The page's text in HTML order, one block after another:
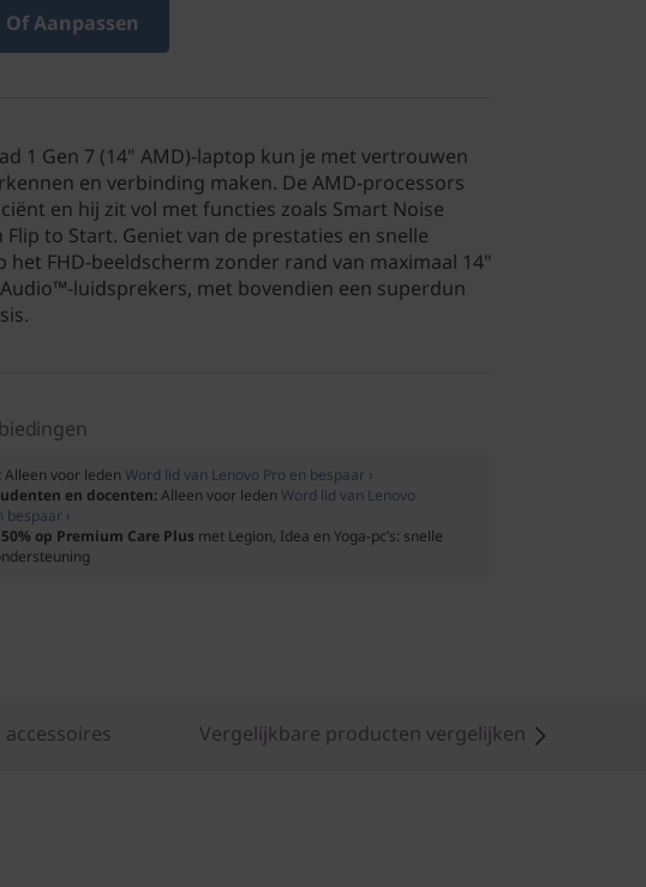
Aanpassen
1 Gen 7 (14" AMD)-laptop kun je met vertrouwen
en verbinding maken. De AMD-processors
en hij zit vol met functies zoals Smart Noise
Flip to Start. Geniet van de prestaties en snelle
het FHD-beeldscherm zonder rand van maximaal 14"
luidsprekers, met bovendien een superdun
Alleen voor leden Word lid van Lenovo Pro en bespaar ›
en docenten:Alleen voor leden Word lid van Lenovo
bespaar ›
op Premium Care Plus met Legion, Idea en Yoga-pc’s: snelle
Vergelijkbare producten vergelijken